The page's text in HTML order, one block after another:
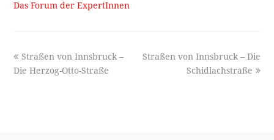
Das Forum der ExpertInnen
previous
post:
Straßen von Innsbruck –
Die Herzog-Otto-Straße
next
Straßen von Innsbruck – Die
Schidlachstraße